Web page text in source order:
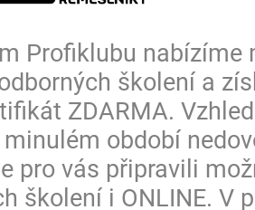
Profiklubu nabízíme
školení a
ZDARMA.
minulém období
pro vás připravili
školení i ONLINE. V